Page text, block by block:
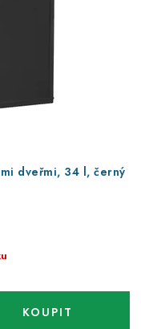
dveřmi, 34 l, černý